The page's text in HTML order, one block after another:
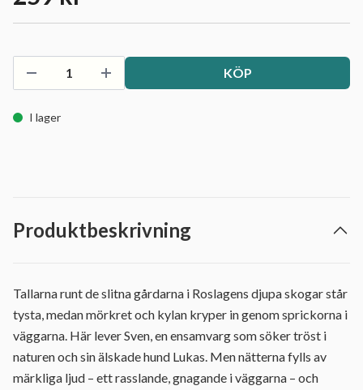
KÖP
I lager
Produktbeskrivning
Tallarna runt de slitna gårdarna i Roslagens djupa skogar står
tysta, medan mörkret och kylan kryper in genom sprickorna i
väggarna. Här lever Sven, en ensamvarg som söker tröst i
naturen och sin älskade hund Lukas. Men nätterna fylls av
märkliga ljud – ett rasslande, gnagande i väggarna – och